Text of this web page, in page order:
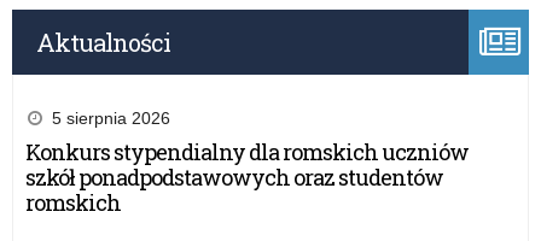
Aktualności
5 sierpnia 2026
Konkurs stypendialny dla romskich uczniów
szkół ponadpodstawowych oraz studentów
romskich